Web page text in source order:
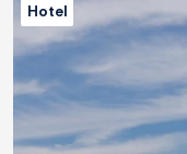
Hotel